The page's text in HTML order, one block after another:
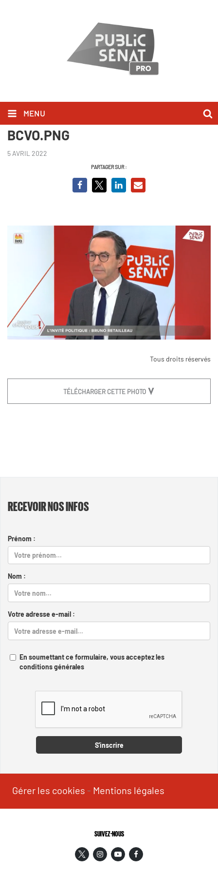
MENU
Capture Bruno Retailleau
BCVO.PNG
5 AVRIL 2022
PARTAGER SUR :
Tous droits réservés
TÉLÉCHARGER CETTE PHOTO
RECEVOIR NOS INFOS
Prénom :
Nom :
Votre adresse e-mail :
En soumettant ce formulaire, vous acceptez les
conditions générales
S'inscrire
Gérer les cookies - Mentions légales
SUIVEZ-NOUS